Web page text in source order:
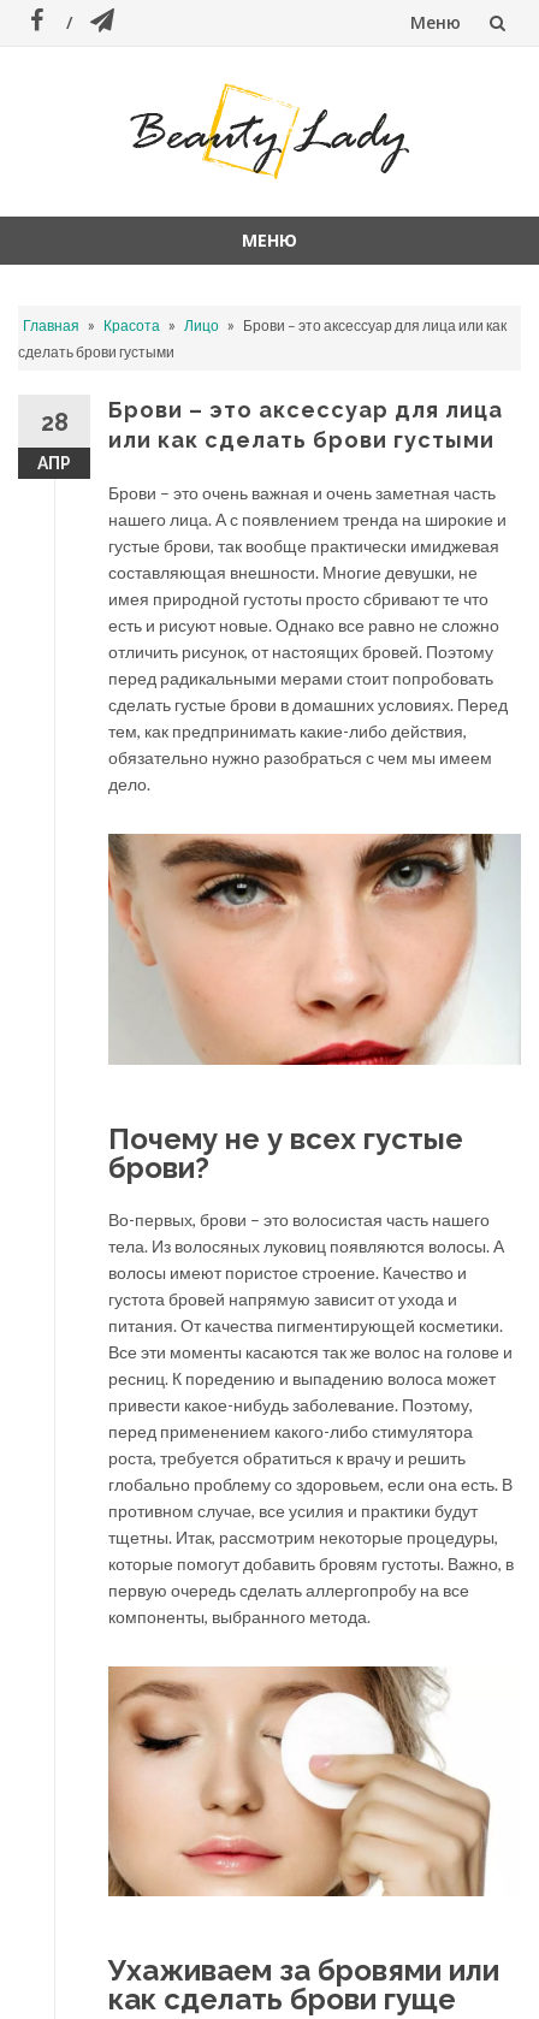
Меню
МЕНЮ
содержанию
Главная » Красота » Лицо » Брови – это аксессуар для лица или как
сделать брови густыми
28
АПР
Брови – это аксессуар для лица
или как сделать брови густыми
Брови – это очень важная и очень заметная часть
нашего лица. А с появлением тренда на широкие и
густые брови, так вообще практически имиджевая
составляющая внешности. Многие девушки, не
имея природной густоты просто сбривают те что
есть и рисуют новые. Однако все равно не сложно
отличить рисунок, от настоящих бровей. Поэтому
перед радикальными мерами стоит попробовать
сделать густые брови в домашних условиях. Перед
тем, как предпринимать какие-либо действия,
обязательно нужно разобраться с чем мы имеем
дело.
Почему не у всех густые
брови?
Во-первых, брови – это волосистая часть нашего
тела. Из волосяных луковиц появляются волосы. А
волосы имеют пористое строение. Качество и
густота бровей напрямую зависит от ухода и
питания. От качества пигментирующей косметики.
Все эти моменты касаются так же волос на голове и
ресниц. К поредению и выпадению волоса может
привести какое-нибудь заболевание. Поэтому,
перед применением какого-либо стимулятора
роста, требуется обратиться к врачу и решить
глобально проблему со здоровьем, если она есть. В
противном случае, все усилия и практики будут
тщетны. Итак, рассмотрим некоторые процедуры,
которые помогут добавить бровям густоты. Важно, в
первую очередь сделать аллергопробу на все
компоненты, выбранного метода.
Ухаживаем за бровями или
как сделать брови гуще